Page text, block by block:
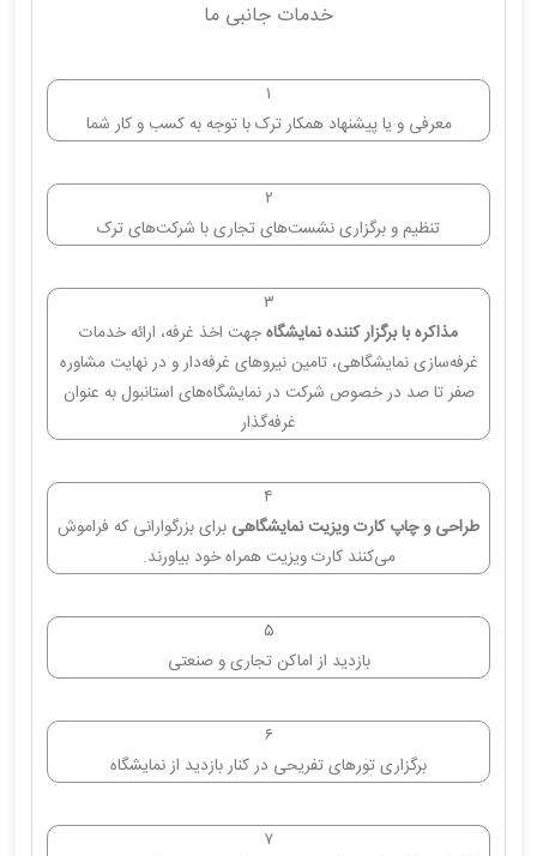
خدمات جانبی ما
۱
معرفی و یا پیشنهاد همکار ترک با توجه به کسب و کار شما
۲
تنظیم و برگزاری نشست‌های تجاری با شرکت‌های ترک
۳
مذاکره با برگزار کننده نمایشگاهجهت اخذ غرفه، ارائه خدمات
غرفه‌سازی نمایشگاهی، تامین نیروهای غرفه‌دار و در نهایت مشاوره
صفر تا صد در خصوص شرکت در نمایشگاه‌های استانبول به عنوان
غرفه‌گذار
۴
طراحی و چاپ کارت ویزیت نمایشگاهی برای بزرگوارانی که فراموش
می‌کنند کارت ویزیت همراه خود بیاورند.
۵
بازدید از اماکن تجاری و صنعتی
۶
برگزاری تورهای تفریحی در کنار بازدید از نمایشگاه
۷